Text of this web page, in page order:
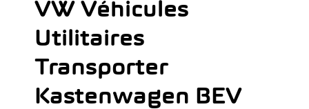
VW Véhicules
Utilitaires
Transporter
Kastenwagen BEV